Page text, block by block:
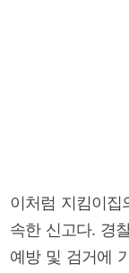
이처럼 지킴이집
속한 신고다. 경
예방 및 검거에